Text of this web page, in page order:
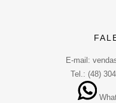
E-mail:
Tel.: (48)